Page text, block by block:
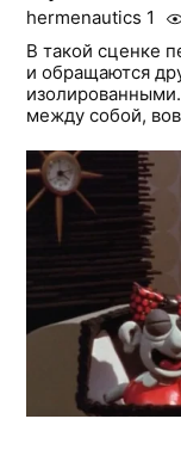
hermenautics 1
В такой сценке
и обращаются
между собой,